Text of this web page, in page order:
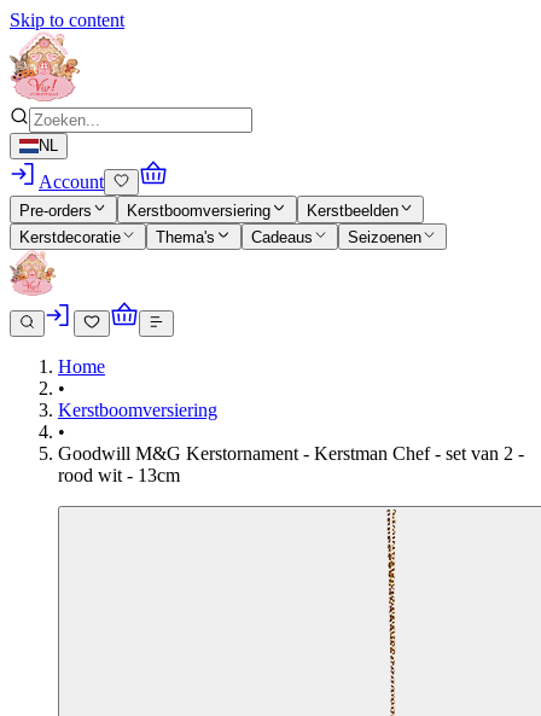
Skip to content
NL
Account
Pre-orders Kerstboomversiering
Kerstbeelden
Kerstdecoratie
Thema's Cadeaus Seizoenen
Home
•
Kerstboomversiering
•
Goodwill M&G Kerstornament - Kerstman Chef - set van 2 -
rood wit - 13cm